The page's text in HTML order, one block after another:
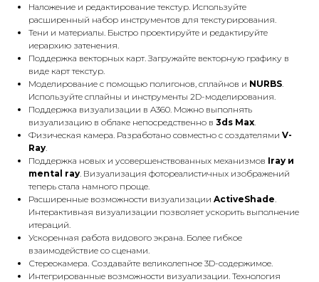
Наложение и редактирование текстур. Используйте
расширенный набор инструментов для текстурирования.
Тени и материалы. Быстро проектируйте и редактируйте
иерархию затенения.
Поддержка векторных карт. Загружайте векторную графику в
виде карт текстур.
Моделирование с помощью полигонов, сплайнов и NURBS
Используйте сплайны и инструменты 2D-моделирования.
Поддержка визуализации в A360. Можно выполнять
визуализацию в облаке непосредственно в 3ds Max
Физическая камера. Разработано совместно с создателями V-
Ray
Поддержка новых и усовершенствованных механизмов Iray и
mental ray . Визуализация фотореалистичных изображений
теперь стала намного проще.
Расширенные возможности визуализации ActiveShade
Интерактивная визуализации позволяет ускорить выполнение
итераций.
Ускоренная работа видового экрана. Более гибкое
взаимодействие со сценами.
Стереокамера. Создавайте великолепное 3D-содержимое.
Интегрированные возможности визуализации. Технология